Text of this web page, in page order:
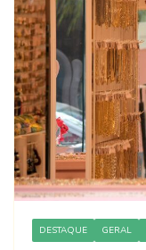
DESTAQUE GERAL